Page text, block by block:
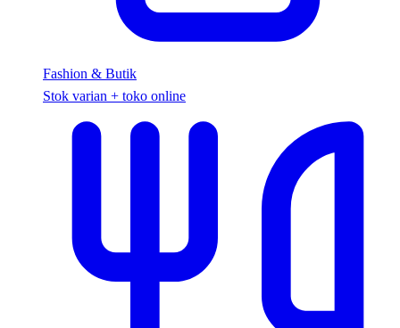
Fashion & Butik
Stok varian + toko online